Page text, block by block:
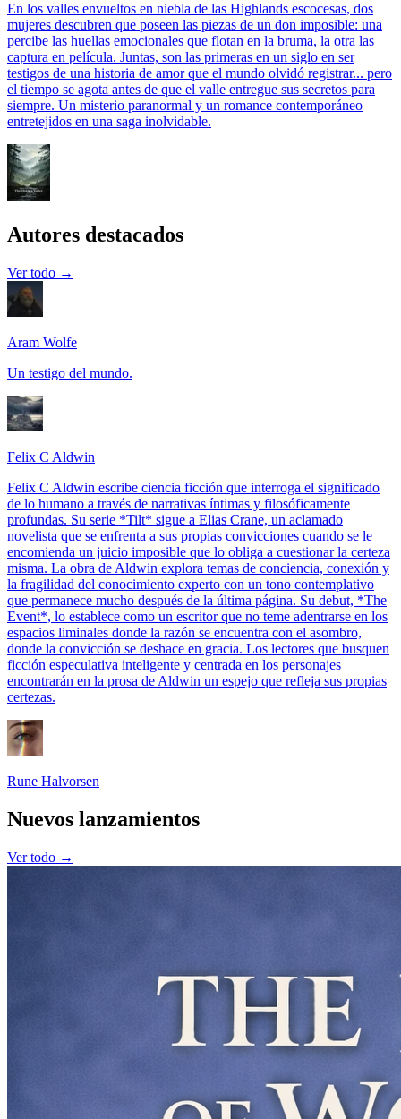
En los valles envueltos en niebla de las Highlands escocesas, dos
mujeres descubren que poseen las piezas de un don imposible: una
percibe las huellas emocionales que flotan en la bruma, la otra las
captura en película. Juntas, son las primeras en un siglo en ser
testigos de una historia de amor que el mundo olvidó registrar... pero
el tiempo se agota antes de que el valle entregue sus secretos para
siempre. Un misterio paranormal y un romance contemporáneo
entretejidos en una saga inolvidable.
Autores destacados
Ver todo →
Aram Wolfe
Un testigo del mundo.
Felix C Aldwin
Felix C Aldwin escribe ciencia ficción que interroga el significado
de lo humano a través de narrativas íntimas y filosóficamente
profundas. Su serie *Tilt* sigue a Elias Crane, un aclamado
novelista que se enfrenta a sus propias convicciones cuando se le
encomienda un juicio imposible que lo obliga a cuestionar la certeza
misma. La obra de Aldwin explora temas de conciencia, conexión y
la fragilidad del conocimiento experto con un tono contemplativo
que permanece mucho después de la última página. Su debut, *The
Event*, lo establece como un escritor que no teme adentrarse en los
espacios liminales donde la razón se encuentra con el asombro,
donde la convicción se deshace en gracia. Los lectores que busquen
ficción especulativa inteligente y centrada en los personajes
encontrarán en la prosa de Aldwin un espejo que refleja sus propias
certezas.
Rune Halvorsen
Nuevos lanzamientos
Ver todo →